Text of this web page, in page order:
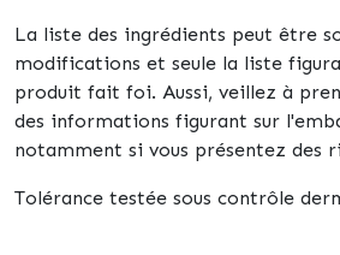
La liste des ingrédients peut être
modifications et seule la liste
produit fait foi. Aussi, veillez à
des informations figurant sur
notamment si vous présentez des
Tolérance testée sous contrôle